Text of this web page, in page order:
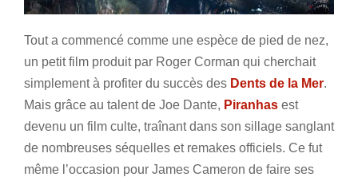
Tout a commencé comme une espèce de pied de nez,
un petit film produit par Roger Corman qui cherchait
simplement à profiter du succès des Dents de la Mer.
Mais grâce au talent de Joe Dante, Piranhas est
devenu un film culte, traînant dans son sillage sanglant
de nombreuses séquelles et remakes officiels. Ce fut
même l’occasion pour James Cameron de faire ses